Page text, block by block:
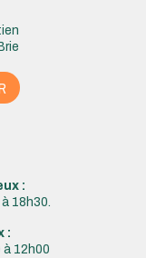
:
18h30.
:
à 12h00